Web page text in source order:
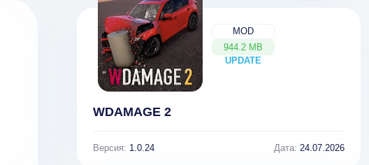
MOD
944.2 MB
UPDATE
NEW
WDAMAGE 2
Версия: 1.0.24 Дата: 24.07.2026